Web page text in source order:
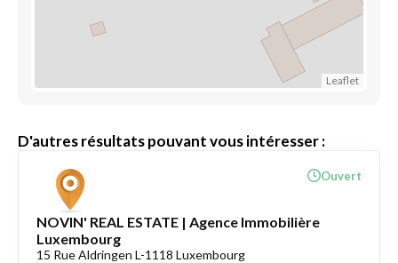
Leaflet
D'autres résultats pouvant vous intéresser :
NOVIN' REAL ESTATE | Agence Immobilière
Luxembourg
15 Rue Aldringen L-1118 Luxembourg
Ouvert